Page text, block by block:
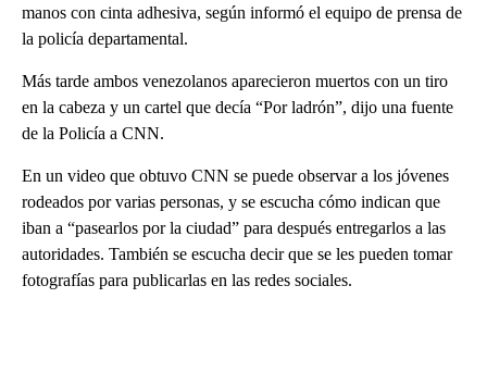
manos con cinta adhesiva, según informó el equipo de prensa de
la policía departamental.
Más tarde ambos venezolanos aparecieron muertos con un tiro
en la cabeza y un cartel que decía “Por ladrón”, dijo una fuente
de la Policía a CNN.
En un video que obtuvo CNN se puede observar a los jóvenes
rodeados por varias personas, y se escucha cómo indican que
iban a “pasearlos por la ciudad” para después entregarlos a las
autoridades. También se escucha decir que se les pueden tomar
fotografías para publicarlas en las redes sociales.